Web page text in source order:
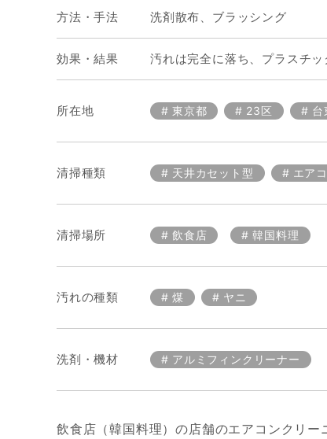
方法・手法 洗剤散布、ブラッシング
効果・結果 汚れは完全に落ち、プラスチ
所在地 東京都 23区 台
清掃種類 天井カセット型 エア
清掃場所 飲食店 韓国料理
汚れの種類 煤 ヤニ
洗剤・機材 アルミフィンクリーナー
飲食店（韓国料理）の店舗のエアコンクリー